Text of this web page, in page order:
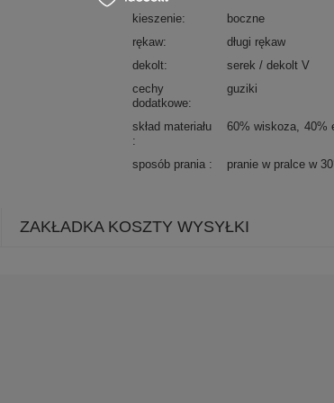
kieszenie
boczne
rękaw
długi rękaw
dekolt
serek / dekolt V
cechy
dodatkowe
guziki
skład materiału 60% wiskoza 40%
sposób prania pranie w pralce w
ZAKŁADKA KOSZTY WYSYŁKI